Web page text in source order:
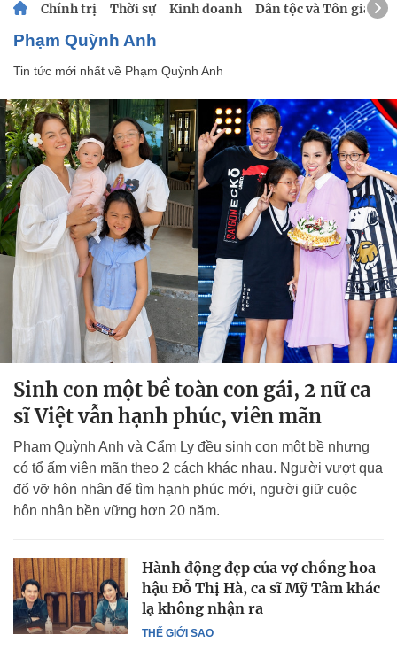
Chính trị Thời sự Kinh doanh Dân tộc và Tôn giáo
Phạm Quỳnh Anh
Tin tức mới nhất về Phạm Quỳnh Anh
Sinh con một bề toàn con gái, 2 nữ ca
sĩ Việt vẫn hạnh phúc, viên mãn
Phạm Quỳnh Anh và Cẩm Ly đều sinh con một bề nhưng
có tổ ấm viên mãn theo 2 cách khác nhau. Người vượt qua
đổ vỡ hôn nhân để tìm hạnh phúc mới, người giữ cuộc
hôn nhân bền vững hơn 20 năm.
THẾ GIỚI SAO
Hành động đẹp của vợ chồng hoa
hậu Đỗ Thị Hà, ca sĩ Mỹ Tâm khác
lạ không nhận ra